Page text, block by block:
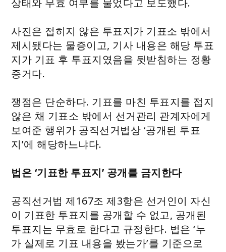
사진은 접히지 않은 투표지가 기표소 밖에서
제시됐다는 물증이고, 기사 내용은 해당 투표
지가 기표 후 투표지였음을 뒷받침하는 정황
증거다.
쟁점은 단순하다. 기표를 마친 투표지를 접지
않은 채 기표소 밖에서 선거관리 관계자에게
보여준 행위가 공직선거법상 ‘공개된 투표
지’에 해당하느냐다.
법은 ‘기표한 투표지’ 공개를 금지한다
공직선거법 제167조 제3항은 선거인이 자신
이 기표한 투표지를 공개할 수 없고, 공개된
투표지는 무효로 한다고 규정한다. 법은 ‘누
가 실제로 기표 내용을 봤는가’를 기준으로